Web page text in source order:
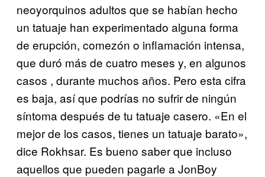
neoyorquinos adultos que se habían hecho
un tatuaje han experimentado alguna forma
de erupción, comezón o inflamación intensa,
que duró más de cuatro meses y, en algunos
casos , durante muchos años. Pero esta cifra
es baja, así que podrías no sufrir de ningún
síntoma después de tu tatuaje casero. «En el
mejor de los casos, tienes un tatuaje barato»,
dice Rokhsar. Es bueno saber que incluso
aquellos que pueden pagarle a JonBoy